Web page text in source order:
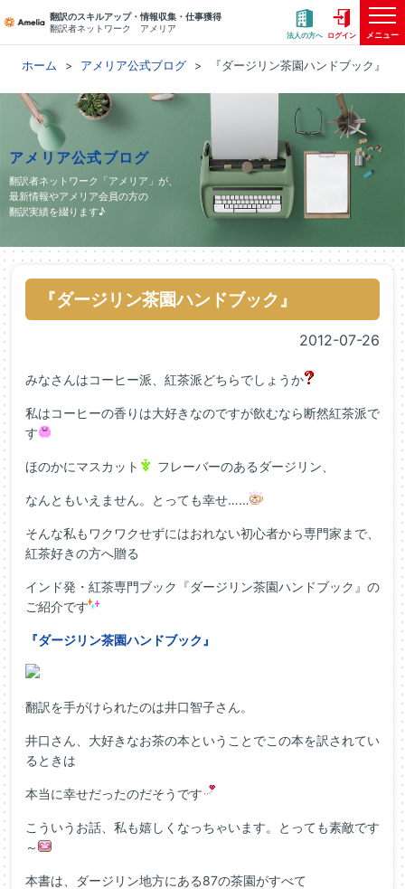
翻訳のスキルアップ・情報収集・仕事獲得
翻訳者ネットワーク アメリア
法人の方へ ログイン メニュー
ホーム アメリア公式ブログ 『ダージリン茶園ハンドブック』
アメリア公式ブログ
翻訳者ネットワーク「アメリア」が、
最新情報やアメリア会員の方の
翻訳実績を綴ります♪
『ダージリン茶園ハンドブック』
2012-07-26
みなさんはコーヒー派、紅茶派どちらでしょうか
私はコーヒーの香りは大好きなのですが飲むなら断然紅茶派で
す
ほのかにマスカット フレーバーのあるダージリン、
なんともいえません。とっても幸せ……
そんな私もワクワクせずにはおれない初心者から専門家まで、
紅茶好きの方へ贈る
インド発・紅茶専門ブック『ダージリン茶園ハンドブック』の
ご紹介です
『ダージリン茶園ハンドブック』
翻訳を手がけられたのは井口智子さん。
井口さん、大好きなお茶の本ということでこの本を訳されてい
るときは
本当に幸せだったのだそうです
こういうお話、私も嬉しくなっちゃいます。とっても素敵です
～
本書は、ダージリン地方にある87の茶園がすべて